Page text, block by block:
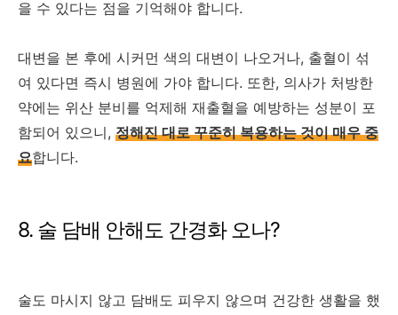
을 수 있다는 점을 기억해야 합니다.
대변을 본 후에 시커먼 색의 대변이 나오거나, 출혈이 섞
여 있다면 즉시 병원에 가야 합니다. 또한, 의사가 처방한
약에는 위산 분비를 억제해 재출혈을 예방하는 성분이 포
함되어 있으니, 정해진 대로 꾸준히 복용하는 것이 매우 중
요합니다.
8. 술 담배 안해도 간경화 오나?
술도 마시지 않고 담배도 피우지 않으며 건강한 생활을 했